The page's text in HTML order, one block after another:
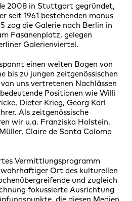
2008 in Stuttgart gegründet,
seit 1961 bestehenden manus
zog die Galerie nach Berlin in
Fasanenplatz, gelegen
Galerienviertel.
einen weiten Bogen von
bis zu jungen zeitgenössischen
uns vertretenen Nachlässen
Positionen wie Willi
Dieter Krieg, Georg Karl
Als zeitgenössische
wir u.a. Franziska Holstein,
Claire de Santa Coloma
Vermittlungsprogramm
Ort des kulturellen
und zugleich
fokussierte Ausrichtung